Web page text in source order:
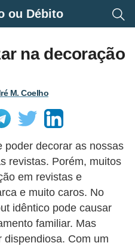
ou Débito
na decoração
M. Coelho
poder decorar as nossas
revistas. Porém, muitos
em revistas e
e muito caros. No
idêntico pode causar
familiar. Mas
dispendiosa. Com um